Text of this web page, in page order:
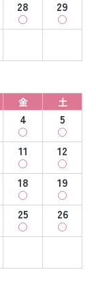
28
29
金 土
4
5
11
12
18
19
25
26